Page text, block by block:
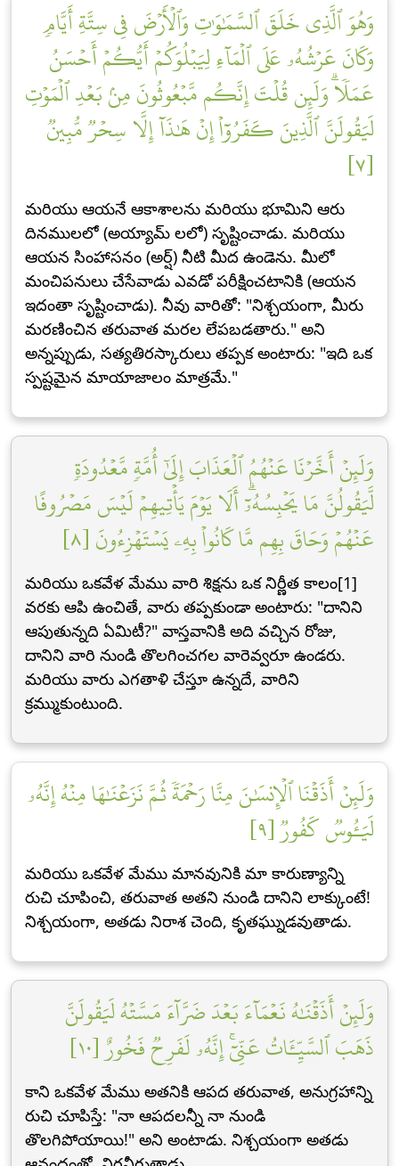
وَهُوَ ٱلَّذِي خَلَقَ ٱلسَّمَٰوَٰتِ وَٱلۡأَرۡضَ فِي سِتَّةِ أَيَّامٖ
وَكَانَ عَرۡشُهُۥ عَلَى ٱلۡمَآءِ لِيَبۡلُوَكُمۡ أَيُّكُمۡ أَحۡسَنُ
عَمَلٗاۗ وَلَئِن قُلۡتَ إِنَّكُم مَّبۡعُوثُونَ مِنۢ بَعۡدِ ٱلۡمَوۡتِ
لَيَقُولَنَّ ٱلَّذِينَ كَفَرُوٓاْ إِنۡ هَٰذَآ إِلَّا سِحۡرٞ مُّبِينٞ
[٧]
మరియు ఆయనే ఆకాశాలను మరియు భూమిని ఆరు
దినములలో (అయ్యామ్ లలో) సృష్టించాడు. మరియు
ఆయన సింహాసనం (అర్ష్) నీటి మీద ఉండెను. మీలో
మంచిపనులు చేసేవాడు ఎవడో పరీక్షించటానికి (ఆయన
ఇదంతా సృష్టించాడు). నీవు వారితో: "నిశ్చయంగా, మీరు
మరణించిన తరువాత మరల లేపబడతారు." అని
అన్నప్పుడు, సత్యతిరస్కారులు తప్పక అంటారు: "ఇది ఒక
స్పష్టమైన మాయాజాలం మాత్రమే."
وَلَئِنۡ أَخَّرۡنَا عَنۡهُمُ ٱلۡعَذَابَ إِلَىٰٓ أُمَّةٖ مَّعۡدُودَةٖ
لَّيَقُولُنَّ مَا يَحۡبِسُهُۥٓۗ أَلَا يَوۡمَ يَأۡتِيهِمۡ لَيۡسَ مَصۡرُوفًا
عَنۡهُمۡ وَحَاقَ بِهِم مَّا كَانُواْ بِهِۦ يَسۡتَهۡزِءُونَ [٨]
మరియు ఒకవేళ మేము వారి శిక్షను ఒక నిర్ణీత కాలం[1]
వరకు ఆపి ఉంచితే, వారు తప్పకుండా అంటారు: "దానిని
ఆపుతున్నది ఏమిటీ?" వాస్తవానికి అది వచ్చిన రోజు,
దానిని వారి నుండి తొలగించగల వారెవ్వరూ ఉండరు.
మరియు వారు ఎగతాళి చేస్తూ ఉన్నదే, వారిని
క్రమ్ముకుంటుంది.
وَلَئِنۡ أَذَقۡنَا ٱلۡإِنسَٰنَ مِنَّا رَحۡمَةٗ ثُمَّ نَزَعۡنَٰهَا مِنۡهُ إِنَّهُۥ
لَيَـُٔوسٞ كَفُورٞ [٩]
మరియు ఒకవేళ మేము మానవునికి మా కారుణ్యాన్ని
రుచి చూపించి, తరువాత అతని నుండి దానిని లాక్కుంటే!
నిశ్చయంగా, అతడు నిరాశ చెంది, కృతఘ్నుడవుతాడు.
وَلَئِنۡ أَذَقۡنَٰهُ نَعۡمَآءَ بَعۡدَ ضَرَّآءَ مَسَّتۡهُ لَيَقُولَنَّ
ذَهَبَ ٱلسَّيِّـَٔاتُ عَنِّيٓۚ إِنَّهُۥ لَفَرِحٞ فَخُورٌ [١٠]
కాని ఒకవేళ మేము అతనికి ఆపద తరువాత, అనుగ్రహాన్ని
రుచి చూపిస్తే: "నా ఆపదలన్నీ నా నుండి
తొలగిపోయాయి!" అని అంటాడు. నిశ్చయంగా అతడు